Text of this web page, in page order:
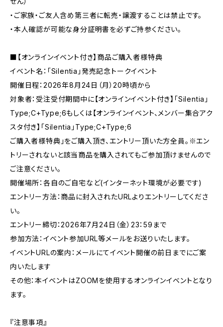
・ご家族・ご友人含め第三者に転売・譲渡することは禁止です。
・本人確認が可能な身分証明書を必ずご持参ください。
■【オンラインイベント付き】商品ご購入者様特典
イベント名：「Silentia」発売記念トークイベント
開催日程：2026年8月24日（月）20時頃から
対象者：受注受付期間中に【オンラインイベント付き】「Silentia」
Type;C+Type;6もしくは【オンラインイベント、メンバー集合アク
スタ付き】「Silentia」Type;C+Type;6
ご購入者様特典」をご購入頂き、エントリー頂いた方全員。※エン
トリーされないと該当商品を購入されてもご参加頂けませんので
ご注意ください。
開催場所：各自のご自宅など(インターネット環境が必要です)
エントリー方法：商品に封入されたURLよりエントリーしてくださ
い。
エントリー締切：2026年7月24日（金）23：59まで
参加方法：イベント参加URL等メールをお送りいたします。
イベントURLの案内：メールにてイベント開催の前日までにご案
内いたします
その他：本イベントはZOOMを使用するオンラインイベントとなり
ます。
『注意事項』